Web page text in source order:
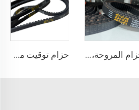
حزام المروحة، حزام السيارة، حزام التوقيت، حزام ناقل الحركة للضمان 100000 كم حزام توقيت مسنن A-DONG AV13X1330 لمحرك السيارة، حزام مروحة سيارات بأسنان على شكل V